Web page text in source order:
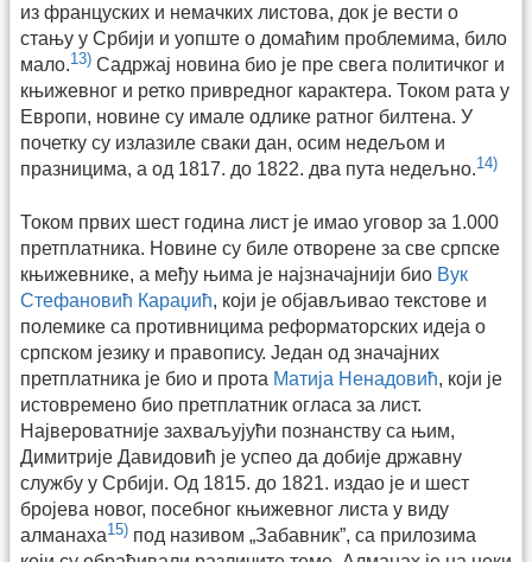
из француских и немачких листова, док је вести о
стању у Србији и уопште о домаћим проблемима, било
мало.13) Садржај новина био је пре свега политичког и
књижевног и ретко привредног карактера. Током рата у
Европи, новине су имале одлике ратног билтена. У
почетку су излазиле сваки дан, осим недељом и
празницима, а од 1817. до 1822. два пута недељно.14)
Током првих шест година лист је имао уговор за 1.000
претплатника. Новине су биле отворене за све српске
књижевнике, а међу њима је најзначајнији био Вук
Стефановић Караџић, који је објављивао текстове и
полемике са противницима реформаторских идеја о
српском језику и правопису. Један од значајних
претплатника је био и прота Матија Ненадовић, који је
истовремено био претплатник огласа за лист.
Највероватније захваљујући познанству са њим,
Димитрије Давидовић је успео да добије државну
службу у Србији. Од 1815. до 1821. издао је и шест
бројева новог, посебног књижевног листа у виду
алманаха15) под називом „Забавник”, са прилозима